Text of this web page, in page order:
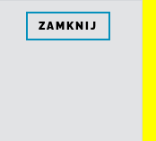
ZAMKNIJ